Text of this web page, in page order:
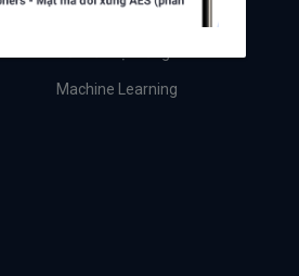
Machine Learning